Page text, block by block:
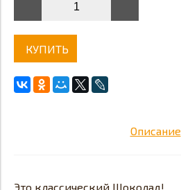
КУПИТЬ
Описание
Это классический Шоколад!